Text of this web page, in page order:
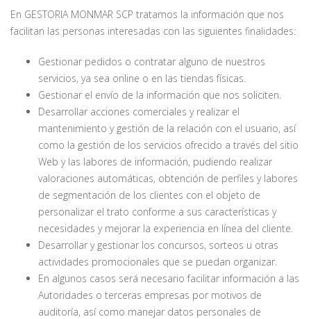
En GESTORIA MONMAR SCP tratamos la información que nos
facilitan las personas interesadas con las siguientes finalidades:
Gestionar pedidos o contratar alguno de nuestros
servicios, ya sea online o en las tiendas físicas.
Gestionar el envío de la información que nos soliciten.
Desarrollar acciones comerciales y realizar el
mantenimiento y gestión de la relación con el usuario, así
como la gestión de los servicios ofrecido a través del sitio
Web y las labores de información, pudiendo realizar
valoraciones automáticas, obtención de perfiles y labores
de segmentación de los clientes con el objeto de
personalizar el trato conforme a sus características y
necesidades y mejorar la experiencia en línea del cliente.
Desarrollar y gestionar los concursos, sorteos u otras
actividades promocionales que se puedan organizar.
En algunos casos será necesario facilitar información a las
Autoridades o terceras empresas por motivos de
auditoría, así como manejar datos personales de